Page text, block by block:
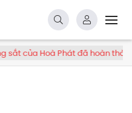
đã hoàn thành hơn 50% khối